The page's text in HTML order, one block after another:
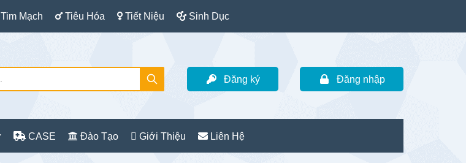
Tim Mạch Tiêu Hóa Tiết Niệu Sinh Dục
Đăng ký Đăng nhập
CASE Đào Tạo Giới Thiệu Liên Hệ